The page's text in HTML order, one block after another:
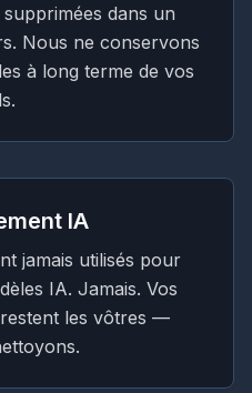
dans un
Nous ne conservons
à long terme de vos
IA
jamais utilisés pour
IA. Jamais. Vos
les vôtres —